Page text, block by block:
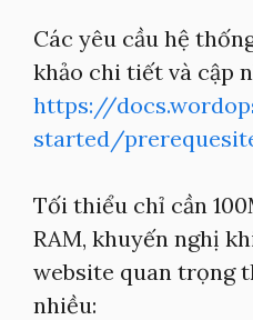
Các yêu cầu hệ
khảo chi tiết và cập
https://
started/
Tối thiểu chỉ cần
RAM, khuyến nghị
website quan trọng
nhiều: